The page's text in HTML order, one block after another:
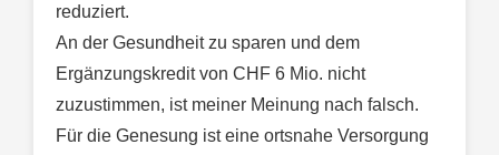
reduziert.
An der Gesundheit zu sparen und dem
Ergänzungskredit von CHF 6 Mio. nicht
zuzustimmen, ist meiner Meinung nach falsch.
Für die Genesung ist eine ortsnahe Versorgung